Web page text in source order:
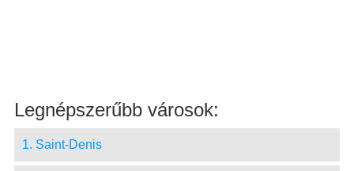
Legnépszerűbb városok:
1. Saint-Denis